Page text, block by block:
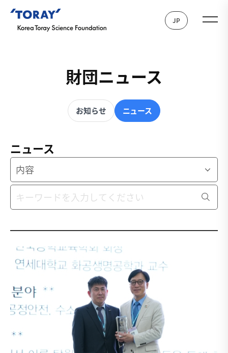
JP
財団ニュース
お知らせ ニュース
ニュース
内容